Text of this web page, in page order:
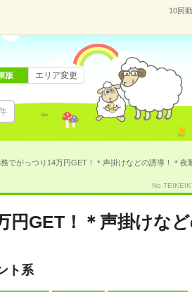
10回
版 エリア変更
でがっつり14万円GET！＊声掛けなどの誘導！＊夜
円GET！＊声掛けな
ト系